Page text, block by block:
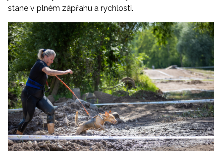
stane v plném zápřahu a rychlosti.